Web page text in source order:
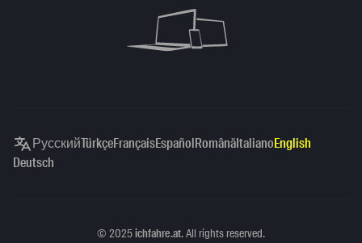
РусскийTürkçeFrançaisEspañolRomânăItalianoEnglish
Deutsch
Copyright
© 2025ichfahre.at. All rights reserved.